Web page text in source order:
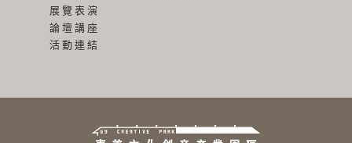
展覽表演
論壇講座
活動連結